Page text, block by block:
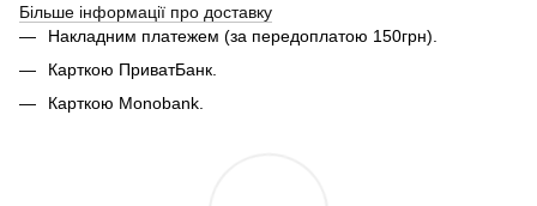
Більше інформації про доставку
Накладним платежем (за передоплатою 150грн).
Карткою ПриватБанк.
Карткою Monobank.